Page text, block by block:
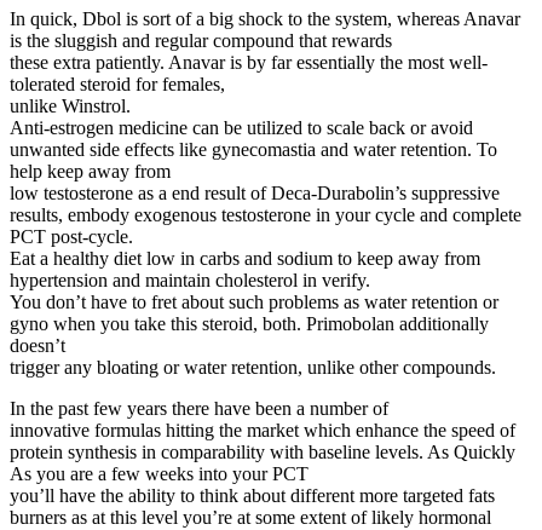
In quick, Dbol is sort of a big shock to the system, whereas Anavar
is the sluggish and regular compound that rewards
these extra patiently. Anavar is by far essentially the most well-
tolerated steroid for females,
unlike Winstrol.
Anti-estrogen medicine can be utilized to scale back or avoid
unwanted side effects like gynecomastia and water retention. To
help keep away from
low testosterone as a end result of Deca-Durabolin’s suppressive
results, embody exogenous testosterone in your cycle and complete
PCT post-cycle.
Eat a healthy diet low in carbs and sodium to keep away from
hypertension and maintain cholesterol in verify.
You don’t have to fret about such problems as water retention or
gyno when you take this steroid, both. Primobolan additionally
doesn’t
trigger any bloating or water retention, unlike other compounds.
In the past few years there have been a number of
innovative formulas hitting the market which enhance the speed of
protein synthesis in comparability with baseline levels. As Quickly
As you are a few weeks into your PCT
you’ll have the ability to think about different more targeted fats
burners as at this level you’re at some extent of likely hormonal